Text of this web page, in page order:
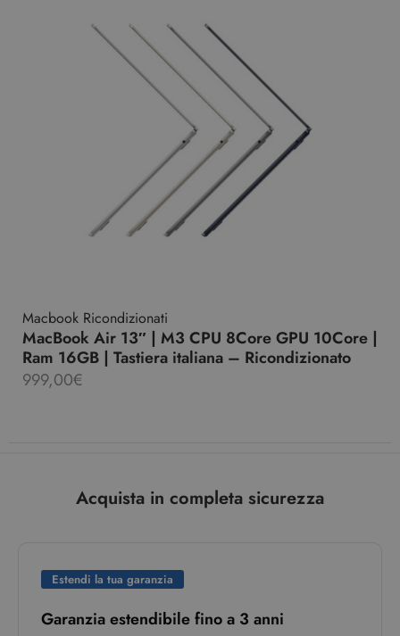
Macbook Ricondizionati
MacBook Air 13″ | M3 CPU 8Core GPU 10Core |
Ram 16GB | Tastiera italiana – Ricondizionato
999,00€
Acquista in completa sicurezza
Estendi la tua garanzia
Garanzia estendibile fino a 3 anni